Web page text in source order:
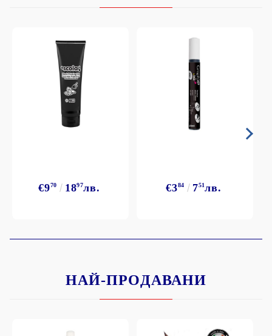
€970 1897лв. €384 751лв.
НАЙ-ПРОДАВАНИ